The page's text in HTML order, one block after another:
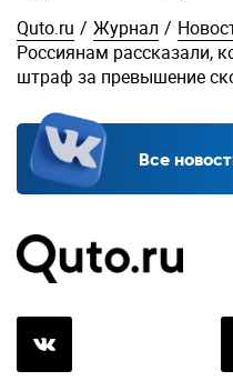
Quto.ru / Журнал /
Россиянам рассказали,
штраф за превышение
Все